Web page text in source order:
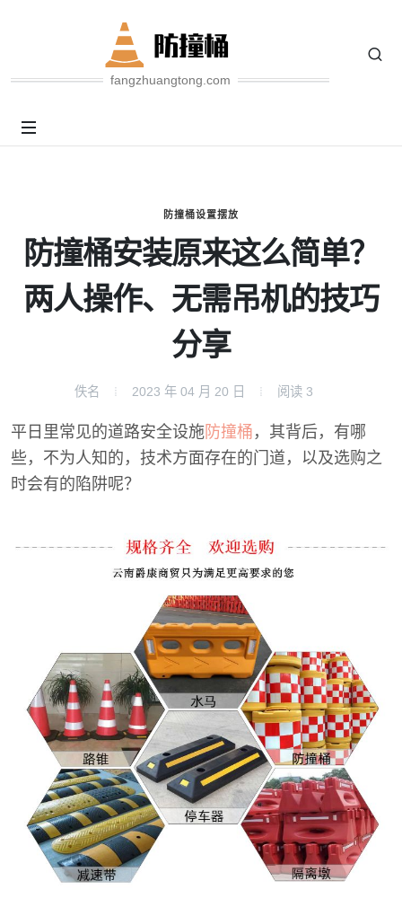
fangzhuangtong.com
防撞桶设置摆放
防撞桶安装原来这么简单？
两人操作、无需吊机的技巧
分享
佚名 2023 年 04 月 20 日 阅读 3
平日里常见的道路安全设施防撞桶 ，其背后，有哪
些，不为人知的，技术方面存在的门道，以及选购之
时会有的陷阱呢？